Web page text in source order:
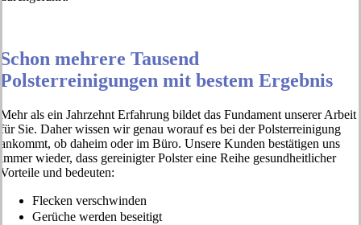
Schon mehrere Tausend
Polsterreinigungen mit bestem Ergebnis
Mehr als ein Jahrzehnt Erfahrung bildet das Fundament unserer Arbeit
für Sie. Daher wissen wir genau worauf es bei der Polsterreinigung
ankommt, ob daheim oder im Büro. Unsere Kunden bestätigen uns
immer wieder, dass gereinigter Polster eine Reihe gesundheitlicher
Vorteile und bedeuten:
Flecken verschwinden
Gerüche werden beseitigt